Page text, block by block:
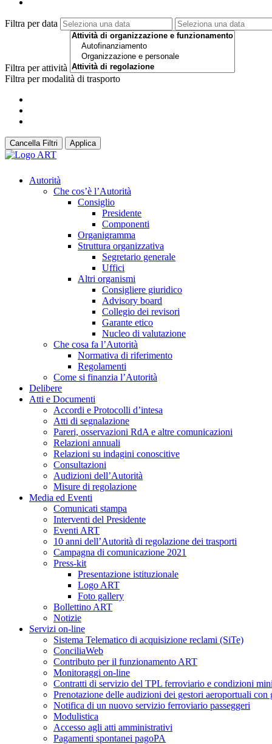
Filtra per data
Filtra per attività
Filtra per modalità di trasporto
Cancella Filtri Applica
Autorità
Che cos’è l’Autorità
Consiglio
Presidente
Componenti
Organigramma
Struttura organizzativa
Segretario generale
Uffici
Altri organismi
Consigliere giuridico
Advisory board
Collegio dei revisori
Garante etico
Nucleo di valutazione
Che cosa fa l’Autorità
Normativa di riferimento
Regolamenti
Come si finanzia l’Autorità
Delibere
Atti e Documenti
Accordi e Protocolli d’intesa
Atti di segnalazione
Pareri, osservazioni RdA e altre comunicazioni
Relazioni annuali
Relazioni su indagini conoscitive
Consultazioni
Audizioni dell’Autorità
Misure di regolazione
Media ed Eventi
Comunicati stampa
Interventi del Presidente
Eventi ART
10 anni dell’Autorità di regolazione dei trasporti
Campagna di comunicazione 2021
Press-kit
Presentazione istituzionale
Logo ART
Foto gallery
Bollettino ART
Notizie
Servizi on-line
Sistema Telematico di acquisizione reclami (SiTe)
ConciliaWeb
Contributo per il funzionamento ART
Monitoraggi on-line
Contratti di servizio del TPL ferroviario e condizioni
Prenotazione delle audizioni dei gestori aeroportuali con
Notifica di un nuovo servizio ferroviario passeggeri
Modulistica
Accesso agli atti amministrativi
Pagamenti spontanei pagoPA